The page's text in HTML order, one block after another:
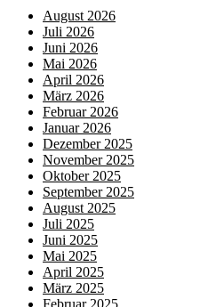
August 2026
Juli 2026
Juni 2026
Mai 2026
April 2026
März 2026
Februar 2026
Januar 2026
Dezember 2025
November 2025
Oktober 2025
September 2025
August 2025
Juli 2025
Juni 2025
Mai 2025
April 2025
März 2025
Februar 2025